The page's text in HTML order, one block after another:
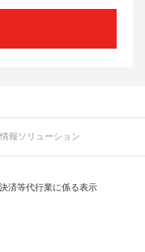
報ソリューション
済等代行業に係る表示